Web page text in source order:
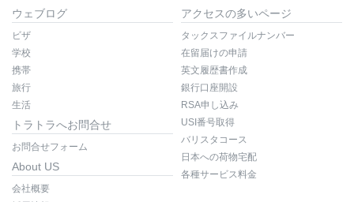
ウェブログ
ビザ
学校
携帯
旅行
生活
トラトラへお問合せ
お問合せフォーム
About US
会社概要
アクセスの多いページ
タックスファイルナンバー
在留届けの申請
英文履歴書作成
銀行口座開設
RSA申し込み
USI番号取得
バリスタコース
日本への荷物宅配
各種サービス料金